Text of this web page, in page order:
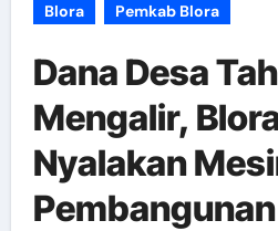
Blora Pemkab Blora
Dana Desa
Mengalir,
Nyalakan